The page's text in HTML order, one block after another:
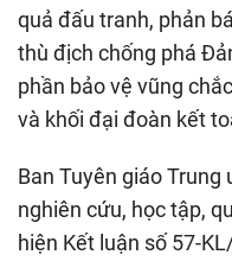
quả đấu tranh, phản
thù địch chống phá
phần bảo vệ vũng
và khối đại đoàn kết
Ban Tuyên giáo
nghiên cứu, học tập,
hiện Kết luận số 57-